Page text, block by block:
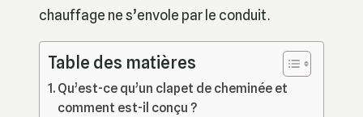
chauffage ne s’envole par le conduit.
Table des matières
Qu’est-ce qu’un clapet de cheminée et
comment est-il conçu ?